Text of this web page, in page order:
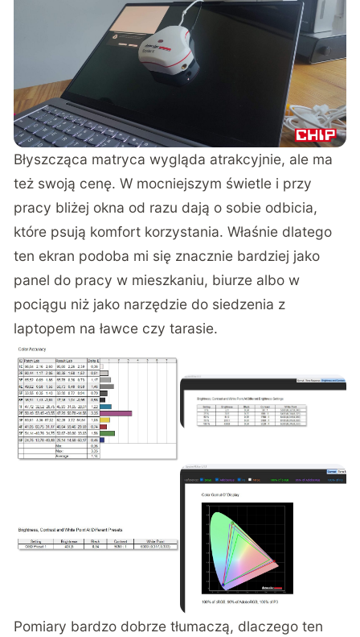
Błyszcząca matryca wygląda atrakcyjnie, ale ma
też swoją cenę. W mocniejszym świetle i przy
pracy bliżej okna od razu dają o sobie odbicia,
które psują komfort korzystania. Właśnie dlatego
ten ekran podoba mi się znacznie bardziej jako
panel do pracy w mieszkaniu, biurze albo w
pociągu niż jako narzędzie do siedzenia z
laptopem na ławce czy tarasie.
Pomiary bardzo dobrze tłumaczą, dlaczego ten